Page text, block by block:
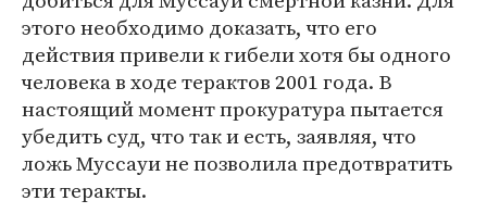
этого необходимо доказать, что его
действия привели к гибели хотя бы одного
человека в ходе терактов 2001 года. В
настоящий момент прокуратура пытается
убедить суд, что так и есть, заявляя, что
ложь Муссауи не позволила предотвратить
эти теракты.